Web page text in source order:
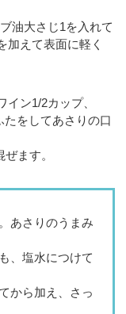
油大さじ1を入れて
加えて表面に軽く
ン1/2カップ、
をしてあさりの口
ます。
あさりのうまみ
、塩水につけて
から加え、さっ